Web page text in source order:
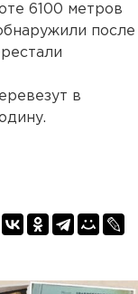
6100 метров
после
в